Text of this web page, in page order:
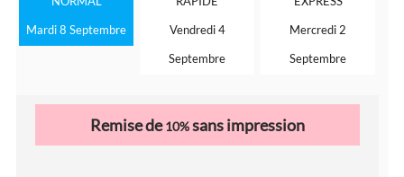
Mardi 8 Septembre
Vendredi 4
Septembre
Mercredi 2
Septembre
Remise de10%sans impression